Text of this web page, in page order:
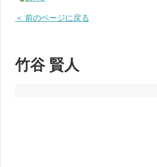
＜ 前のページに戻る
竹谷 賢人